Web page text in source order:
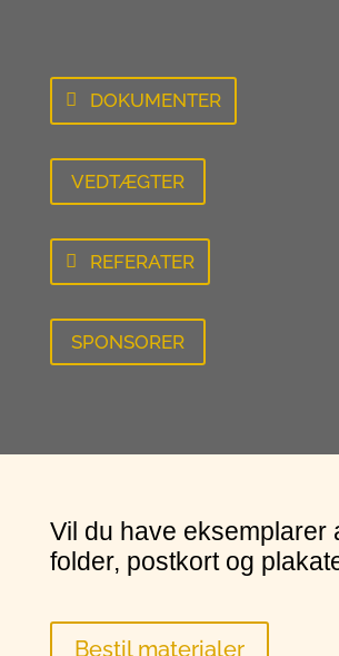
DOKUMENTER
VEDTÆGTER
REFERATER
SPONSORER
Vil du have eksemplarer
folder, postkort og
Bestil materialer